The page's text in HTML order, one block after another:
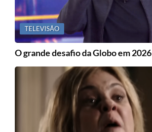
TELEVISÃO
O grande desafio da Globo em 2026